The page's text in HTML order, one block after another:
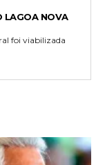
LAGOA NOVA
foi viabilizada